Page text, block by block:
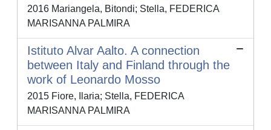
2016 Mariangela, Bitondi; Stella, FEDERICA
MARISANNA PALMIRA
Istituto Alvar Aalto. A connection
between Italy and Finland through the
work of Leonardo Mosso
2015 Fiore, Ilaria; Stella, FEDERICA
MARISANNA PALMIRA